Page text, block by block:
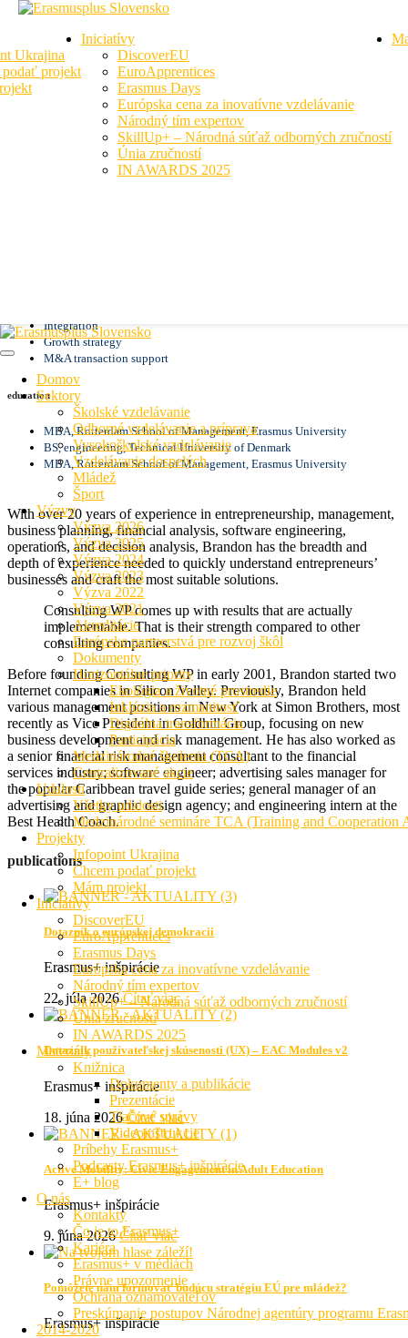
Ukrajina
podať projekt
Iniciatívy
DiscoverEU
EuroApprentices
Erasmus Days
Európska cena za inovatívne vzdelávanie
Národný tím expertov
SkillUp+ – Národná súťaž odborných zručností
Únia zručností
IN AWARDS 2025
Domov
Sektory
Školské vzdelávanie
Odborné vzdelávanie a príprava
Vysokoškolské vzdelávanie
Vzdelávanie dospelých
Mládež
Šport
Výzvy
Výzva 2026
Výzva 2025
Výzva 2024
Výzva 2023
Výzva 2022
Výzva 2021
Akreditácie
Európske partnerstvá pre rozvoj škôl
Dokumenty
Horizontálne priority
Ekológia a životné prostredie
Inklúzia a rozmanitosť
Digitálna transformácia
Participácia
Medzinárodné školenia (TCA)
Centralizované akcie
Udalosti
Všetky udalosti
Medzinárodné semináre TCA (Training and Cooperation
Projekty
Infopoint Ukrajina
Chcem podať projekt
Mám projekt
Iniciatívy
DiscoverEU
EuroApprentices
Erasmus Days
Európska cena za inovatívne vzdelávanie
Národný tím expertov
SkillUp+ – Národná súťaž odborných zručností
Únia zručností
IN AWARDS 2025
Materiály
Knižnica
Dokumenty a publikácie
Prezentácie
Tlačové správy
Videoinštrukcie
Príbehy Erasmus+
Podcasty Erasmus+ inšpirácie
E+ blog
O nás
Kontakty
Čo je to Erasmus+
Kariéra
Erasmus+ v médiách
Právne upozornenie
Ochrana oznamovateľov
Preskúmanie postupov Národnej agentúry programu
2014-2020
Ashley Hardy
Ashley HardyVP Sales and Marketing
Integration
Growth strategy
M&A transaction support
education
MBA, Rotterdam School of Management, Erasmus University
BS, engineering, Technical University of Denmark
MBA, Rotterdam School of Management, Erasmus University
With over 20 years of experience in entrepreneurship, management,
business planning, financial analysis, software engineering,
operations, and decision analysis, Brandon has the breadth and
depth of experience needed to quickly understand entrepreneurs’
businesses and craft the most suitable solutions.
Consulting WP comes up with results that are actually
implementable. That is their strength compared to other
consulting companies.
Before founding Consulting WP in early 2001, Brandon started two
Internet companies in Silicon Valley. Previously, Brandon held
various management positions in New York at Simon Brothers, most
recently as Vice President in Goldhill Group, focusing on new
business development and risk management. He has also worked as
a senior financial risk management consultant to the financial
services industry; software engineer; advertising sales manager for
the popular Caribbean travel guide series; general manager of an
advertising and graphic design agency; and engineering intern at the
Best Health Coach.
publications
Dotazník o európskej demokracii
Erasmus+ inšpirácie
22. júla 2026 Čítať viac
Dotazník používateľskej skúsenosti (UX) – EAC Modules v2
Erasmus+ inšpirácie
18. júna 2026 Čítať viac
Active Mobility: Civic Engagement in Adult Education
Erasmus+ inšpirácie
9. júna 2026 Čítať viac
Pomôžete nám formovať budúcu stratégiu EÚ pre mládež?
Erasmus+ inšpirácie